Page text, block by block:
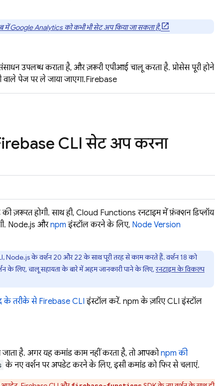
मेंGoogle Analyticsको कभी भी सेट अप किया जा सकता है.
उपलब्ध कराता है, और ज़रूरी एपीआई चालू करता है. प्रोसेस पूरी होने
पेज पर ले जाया जाएगा.Firebase
CLI सेट अप करना
की ज़रूरत होगी. साथ ही, Cloud Functions रनटाइम में फ़ंक्शन डिप्लॉय
Node.js औरnpm इंस्टॉल करने के लिए, Node Version
Node.js के वर्शन 20 और 22 के साथ पूरी तरह से काम करते हैं. वर्शन 18 को
लिए, चालू सहायता के बारे में अहम जानकारी पाने के लिए,रनटाइम के विकल्प
के तरीके सेFirebase CLI इंस्टॉल करें. npm के ज़रिए CLI इंस्टॉल
जाता है. अगर यह कमांड काम नहीं करता है, तो आपकोnpm की
के नए वर्शन पर अपडेट करने के लिए, इसी कमांड को फिर से चलाएं.